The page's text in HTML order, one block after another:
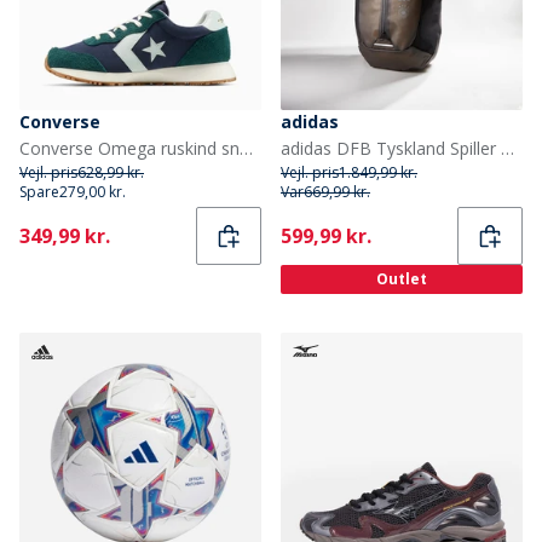
Converse
Converse Omega ruskind sneakers Obsidian/Darkly Jaded/Egret
Vejl. pris628,99 kr.
Spare279,00 kr.
Current
349,99 kr.
adidas
adidas DFB Tyskland Spiller Rygsæk Carbon/Silver/Sort
Vejl. pris1.849,99 kr.
Var669,99 kr.
Current
599,99 kr.
Outlet